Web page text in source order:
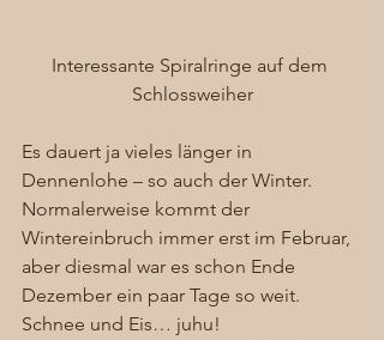
Interessante Spiralringe auf dem
Schlossweiher
Es dauert ja vieles länger in
Dennenlohe – so auch der Winter.
Normalerweise kommt der
Wintereinbruch immer erst im Februar,
aber diesmal war es schon Ende
Dezember ein paar Tage so weit.
Schnee und Eis… juhu!